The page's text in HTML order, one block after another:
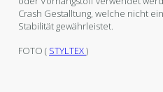
Crash Gestalltung, welche nicht
Stabilität gewährleistet.
FOTO ( STYLTEX)